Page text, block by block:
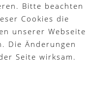
Bitte beachten
Cookies die
unserer Webseite
Die Änderungen
Seite wirksam.